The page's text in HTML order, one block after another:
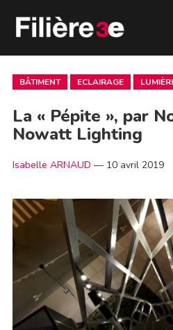
BÂTIMENT ECLAIRAGE
La « Pépite », par
Nowatt Lighting
Isabelle ARNAUD — 10 avril 2019